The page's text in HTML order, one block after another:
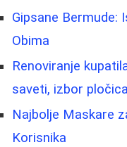
Gipsane Bermude:
Obima
Renoviranje
saveti, izbor
Najbolje Maskare
Korisnika